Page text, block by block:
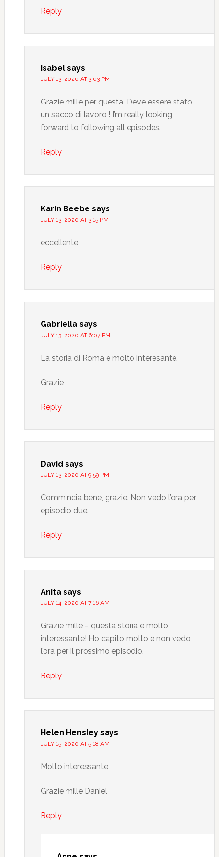
Reply
Isabel says
JULY 13, 2020 AT 3:03 PM
Grazie mille per questa. Deve essere stato
un sacco di lavoro ! I’m really looking
forward to following all episodes.
Reply
Karin Beebe says
JULY 13, 2020 AT 3:15 PM
eccellente
Reply
Gabriella says
JULY 13, 2020 AT 6:07 PM
La storia di Roma e molto interesante.
Grazie
Reply
David says
JULY 13, 2020 AT 9:59 PM
Commincia bene, grazie. Non vedo l’ora per
episodio due.
Reply
Anita says
JULY 14, 2020 AT 7:16 AM
Grazie mille – questa storia è molto
interessante! Ho capito molto e non vedo
l’ora per il prossimo episodio.
Reply
Helen Hensley says
JULY 15, 2020 AT 5:18 AM
Molto interessante!
Grazie mille Daniel
Reply